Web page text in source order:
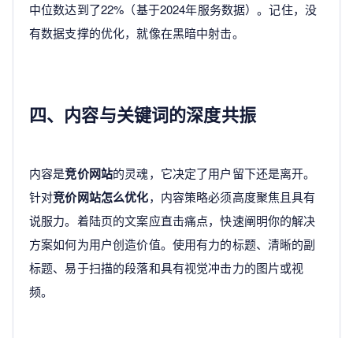
中位数达到了22%（基于2024年服务数据）。记住，没
有数据支撑的优化，就像在黑暗中射击。
四、内容与关键词的深度共振
内容是竞价网站的灵魂，它决定了用户留下还是离开。
针对竞价网站怎么优化，内容策略必须高度聚焦且具有
说服力。着陆页的文案应直击痛点，快速阐明你的解决
方案如何为用户创造价值。使用有力的标题、清晰的副
标题、易于扫描的段落和具有视觉冲击力的图片或视
频。